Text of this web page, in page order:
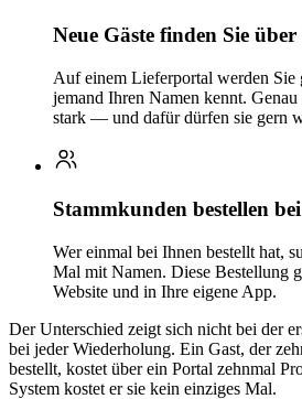
Neue Gäste finden Sie
Auf einem Lieferportal werden Sie
jemand Ihren Namen kennt.
stark — und dafür dürfen sie gern
Stammkunden bestellen
Wer einmal bei Ihnen bestellt hat,
Mal mit Namen. Diese Bestellung
Website und in Ihre eigene App.
Der Unterschied zeigt sich nicht bei der
bei jeder Wiederholung. Ein Gast, der
bestellt, kostet über ein Portal zehnmal
System kostet er sie kein einziges Mal.